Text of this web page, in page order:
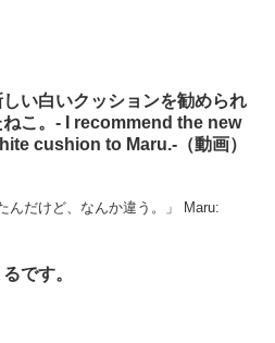
しい白いクッションを勧められ
ねこ。- I recommend the new
cushion to Maru.-（動画）
んだけど、なんか違う。」 Maru:
るです。